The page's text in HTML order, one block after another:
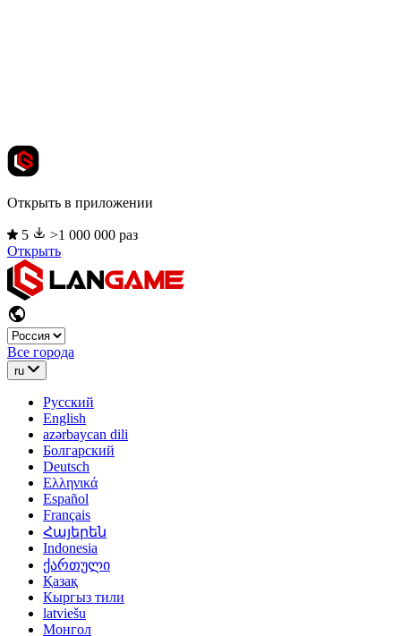
Открыть в приложении
5
>1 000 000 раз
Открыть
Все города
ru
Русский
English
azərbaycan dili
Болгарский
Deutsch
Ελληνικά
Español
Français
Հայերեն
Indonesia
ქართული
Қазақ
Кыргыз тили
latviešu
Монгол